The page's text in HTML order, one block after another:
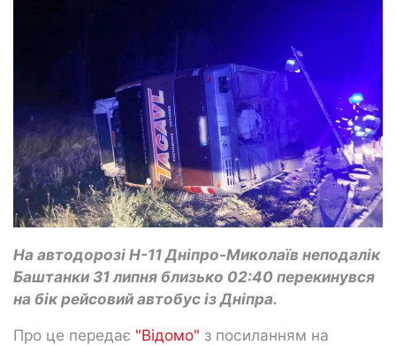
На автодорозі Н-11 Дніпро-Миколаїв неподалік
Баштанки 31 липня близько 02:40 перекинувся
на бік рейсовий автобус із Дніпра.
Про це передає "Відомо" з посиланням на